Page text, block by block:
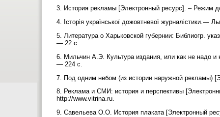
3. История рекламы [Электронный ресурс]. – Режим
4. Історія української дожовтневої журналістики.—
5. Литература о Харьковской губернии: Библиогр.
— 22 с.
6. Мильчин А.Э. Культура издания, или как не надо
— 224 с.
7. Под одним небом (из истории наружной рекламы)
8. Реклама и СМИ: история и перспективы
http://www.vitrina.ru.
9. Савельева О.О. История плаката [Электронный